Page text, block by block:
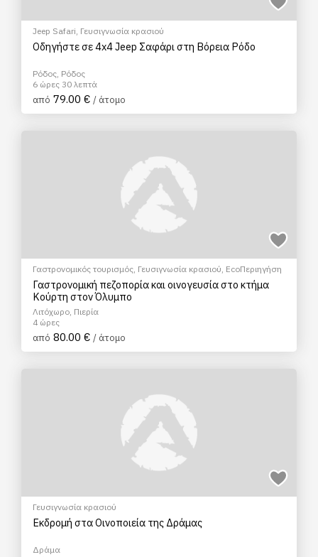
Jeep Safari, Γευσιγνωσία κρασιού
Οδηγήστε σε 4x4 Jeep Σαφάρι στη Βόρεια Ρόδο
Ρόδος, Ρόδος
6 ώρες 30 λεπτά
από 79.00 € / άτομο
Γαστρονομικός τουρισμός, Γευσιγνωσία κρασιού, EcoΠεριηγήση
Γαστρονομική πεζοπορία και οινογευσία στο κτήμα
Κούρτη στον Όλυμπο
Λιτόχωρο, Πιερία
4 ώρες
από 80.00 € / άτομο
Γευσιγνωσία κρασιού
Εκδρομή στα Οινοποιεία της Δράμας
Δράμα